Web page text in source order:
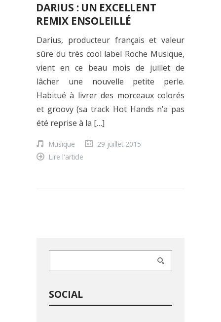
DARIUS : UN EXCELLENT
REMIX ENSOLEILLÉ
Darius, producteur français et valeur
sûre du très cool label Roche Musique,
vient en ce beau mois de juillet de
lâcher une nouvelle petite perle.
Habitué à livrer des morceaux colorés
et groovy (sa track Hot Hands n’a pas
été reprise à la […]
Musique
29 juillet 2015
Lire l'article
SOCIAL